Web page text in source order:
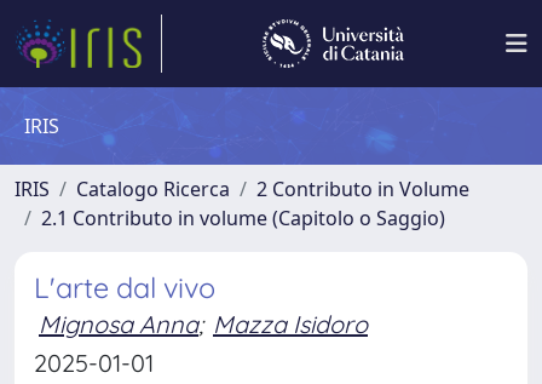
IRIS
IRIS Catalogo Ricerca
2 Contributo in Volume
2.1 Contributo in volume (Capitolo o Saggio)
L'arte dal vivo
Mignosa Anna; Mazza Isidoro
2025-01-01